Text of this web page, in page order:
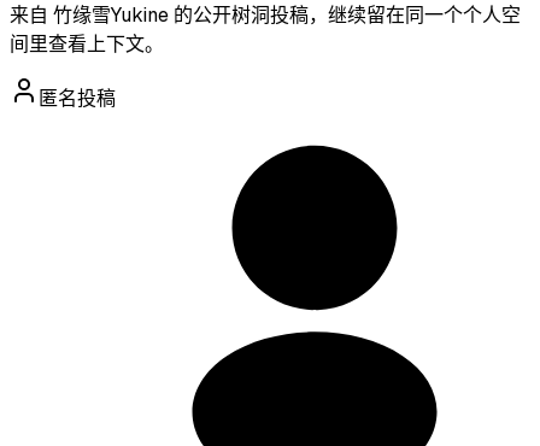
来自 竹缘雪Yukine 的公开树洞投稿，继续留在同一个个人空
间里查看上下文。
匿名投稿